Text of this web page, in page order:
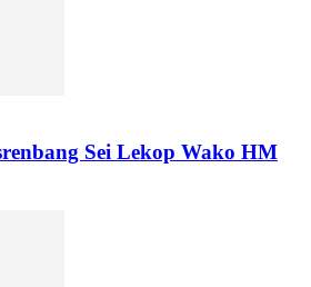
Sei Lekop Wako HM